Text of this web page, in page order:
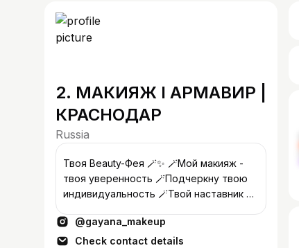
2. МАКИЯЖ I АРМАВИР |
КРАСНОДАР
Russia
Твоя Beauty-Фея 🪄✨ 🪄Мой макияж -
твоя уверенность 🪄Подчеркну твою
индивидуальность 🪄Твой наставник в
@gayana_makeup
Check contact details